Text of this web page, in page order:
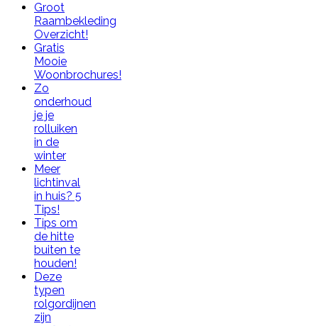
Groot
Raambekleding
Overzicht!
Gratis
Mooie
Woonbrochures!
Zo
onderhoud
je je
rolluiken
in de
winter
Meer
lichtinval
in huis? 5
Tips!
Tips om
de hitte
buiten te
houden!
Deze
typen
rolgordijnen
zijn